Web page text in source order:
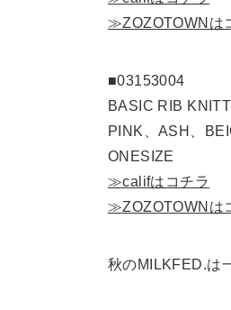
≫ZOZOTOWNは
■03153004
BASIC RIB
PINK、ASH、
ONESIZE
≫califはコチラ
≫ZOZOTOWNは
秋のMILKFED.は